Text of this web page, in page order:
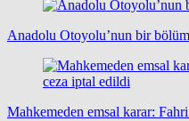
Anadolu Otoyolu’nun bir
Mahkemeden emsal karar: